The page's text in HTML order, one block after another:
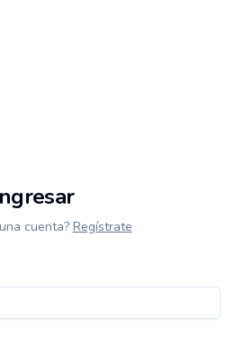
cuenta? Regístrate